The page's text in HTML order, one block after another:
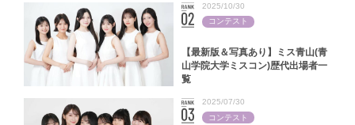
【最新版＆写真あり】ミス青山(青
山学院大学ミスコン)歴代出場者一
覧
2025/10/30
コンテスト
2025/07/30
コンテスト